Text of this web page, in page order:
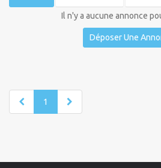
Il n'y a aucune annonce
Déposer Une
1